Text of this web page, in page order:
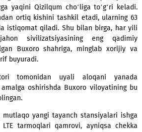
qilingan tayanch
ming kvadrat kilometrdan ortiq
yaqini Qizilqum cho‘liga to‘g‘ri
ortiq kishini tashkil etadi,
istiqomat qiladi. Shu bilan birga,
jahon sivilizatsiyasining eng
Buxoro shahriga, minglab
tomonidan uyali aloqani